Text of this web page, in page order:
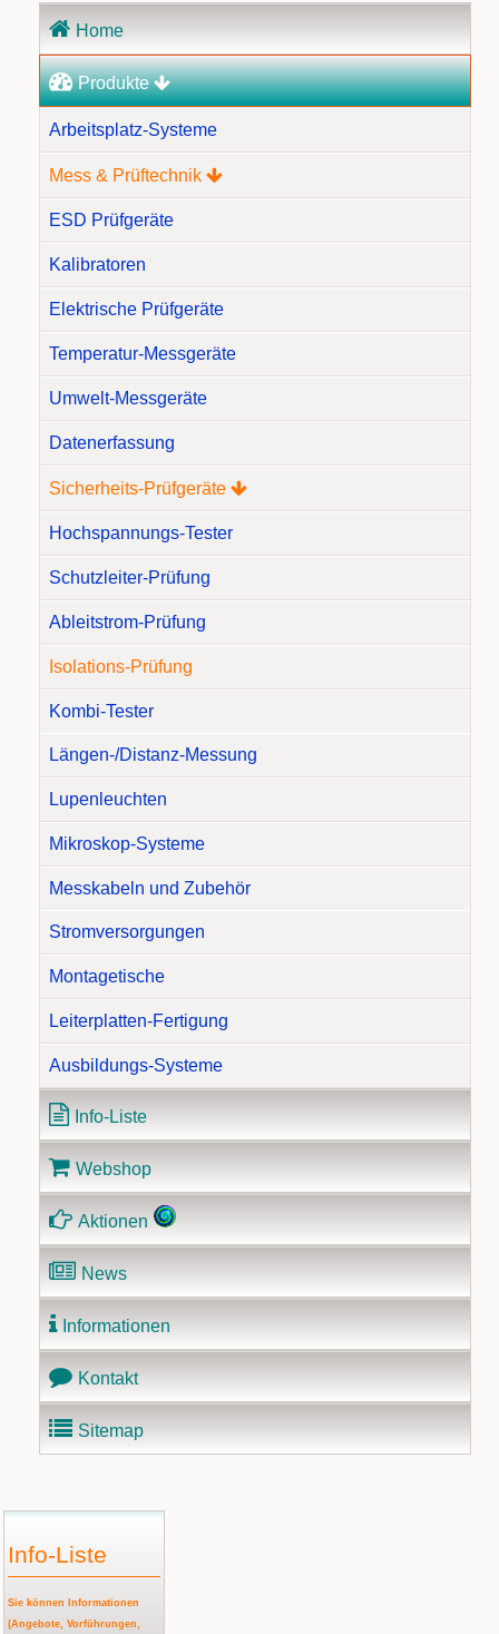
überspringen
Home
Produkte
Arbeitsplatz-Systeme
Mess & Prüftechnik
ESD Prüfgeräte
Kalibratoren
Elektrische Prüfgeräte
Temperatur-Messgeräte
Umwelt-Messgeräte
Datenerfassung
Sicherheits-Prüfgeräte
Hochspannungs-Tester
Schutzleiter-Prüfung
Ableitstrom-Prüfung
Isolations-Prüfung
Kombi-Tester
Längen-/Distanz-Messung
Lupenleuchten
Mikroskop-Systeme
Messkabeln und Zubehör
Stromversorgungen
Montagetische
Leiterplatten-Fertigung
Ausbildungs-Systeme
Info-Liste
Webshop
Aktionen
News
Informationen
Kontakt
Sitemap
Info-Liste
Sie können Informationen
(Angebote, Vorführungen,